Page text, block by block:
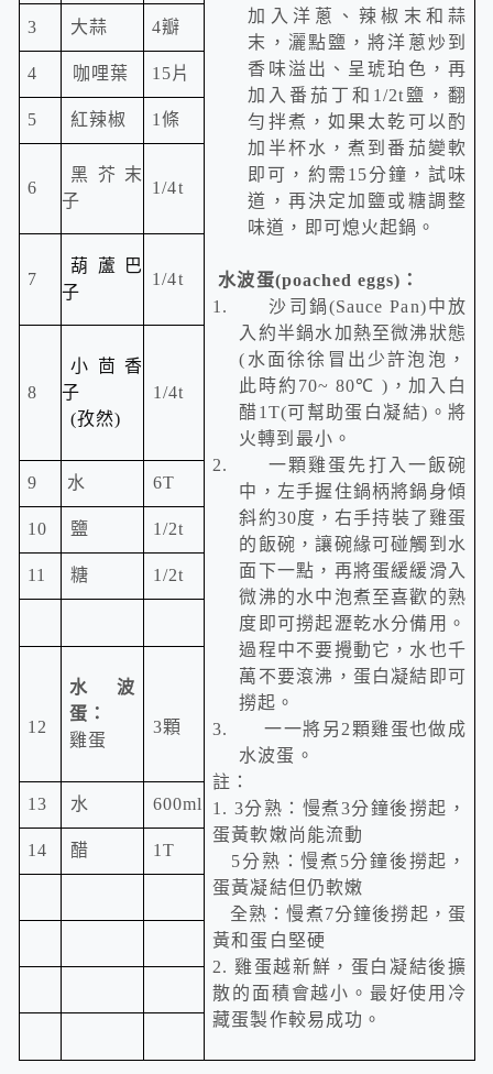
加入洋蔥、辣椒末和蒜
末，灑點鹽，將洋蔥炒到
香味溢出、呈琥珀色，再
加入番茄丁和 1/2t 鹽，翻
勻拌煮，如果太乾可以酌
加半杯水，煮到番茄變軟
即可，約需 15分鐘，試味
道，再決定加鹽或糖調整
味道，即可熄火起鍋。
水波蛋(poached eggs) ：
1.
沙司鍋(Sauce Pan)中放
入約半鍋水加熱至微沸狀態
( 水面徐徐冒出少許泡泡，
此時約 70~ 80℃ ) ，加入白
醋1T(可幫助蛋白凝結) 。將
火轉到最小。
2.
一顆雞蛋先打入一飯碗
中，左手握住鍋柄將鍋身傾
斜約30度，右手持裝了雞蛋
的飯碗，讓碗緣可碰觸到水
面下一點，再將蛋緩緩滑入
微沸的水中泡煮至喜歡的熟
度即可撈起瀝乾水分備用。
過程中不要攪動它，水也千
萬不要滾沸，蛋白凝結即可
撈起。
3.
一一將另 2顆雞蛋也做成
水波蛋。
註：
1. 3分熟：慢煮3分鐘後撈起，
蛋黃軟嫩尚能流動
5分熟：慢煮 5分鐘後撈起，
蛋黃凝結但仍軟嫩
全熟：慢煮7分鐘後撈起，蛋
黃和蛋白堅硬
2.雞蛋越新鮮，蛋白凝結後擴
散的面積會越小。最好使用冷
藏蛋製作較易成功。
3 大蒜 4瓣
4 咖哩葉 15片
5 紅辣椒 1條
6
黑芥末
子
1/4t
7
葫蘆巴
子
1/4t
8
小茴香
子
(孜然)
1/4t
9 水 6T
10 鹽 1/2t
11 糖 1/2t
12
水波
蛋：
雞蛋
3顆
13 水 600ml
14 醋 1T